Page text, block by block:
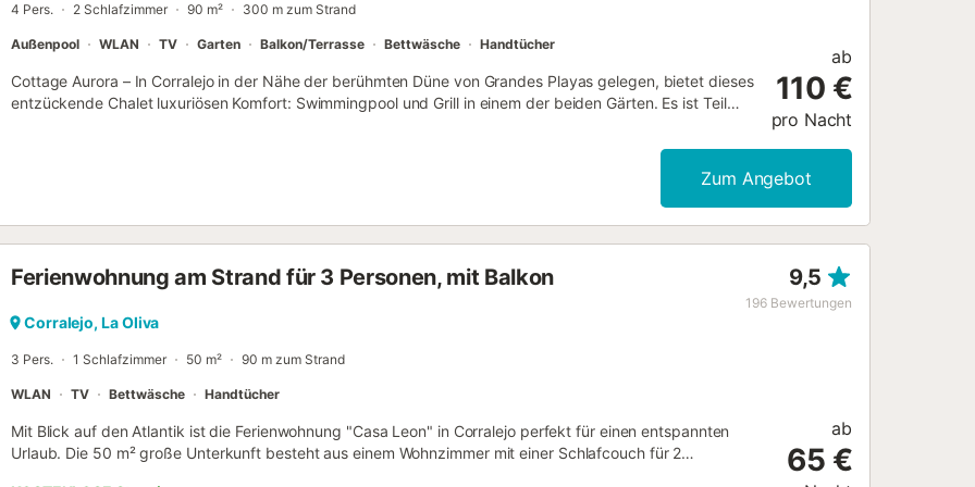
4 Pers. 2 Schlafzimmer 90 m² 300 m zum Strand
Außenpool WLAN TV Garten Balkon/Terrasse Bettwäsche Handtücher
Cottage Aurora – In Corralejo in der Nähe der berühmten Düne von Grandes Playas gelegen, bietet dieses
entzückende Chalet luxuriösen Komfort: Swimmingpool und Grill in einem der beiden Gärten. Es ist Teil
besteht: eines mit Doppelbetten und eines mit zwei Betten. Funktionelle Küche, großes Badezimmer mit
Dusche, großes und helles Wohnzimmer mit Essbereich und direktem Zugang zum privaten Garten mit
Swimmingpool. Ausstattung: Europa-Satellitenfernsehen, WLAN, privater Parkplatz. Wenn Sie während
Ihres Aufenthalts Schäden an der Immobilie verursachen, müssen Sie möglicherweise gemäß der
ab
110 €
pro Nacht
Zum Angebot
Ferienwohnung am Strand für 3 Personen, mit Balkon 9,5
196 Bewertungen
Corralejo, La Oliva
3 Pers. 1 Schlafzimmer 50 m² 90 m zum Strand
WLAN TV Bettwäsche Handtücher
Mit Blick auf den Atlantik ist die Ferienwohnung "Casa Leon" in Corralejo perfekt für einen entspannten
Urlaub. Die 50 m² große Unterkunft besteht aus einem Wohnzimmer mit einer Schlafcouch für 2
ab
65 €